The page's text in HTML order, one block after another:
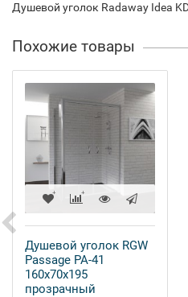
Душевой уголок Radaway Idea
Похожие товары
Душевой уголок RGW
Passage PA-41
160х70х195
прозрачный